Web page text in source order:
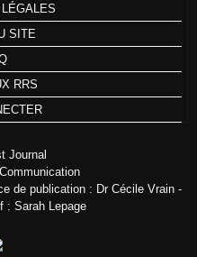
SITE
RRS
Journal
de publication : Dr Cécile Vrain -
: Sarah Lepage